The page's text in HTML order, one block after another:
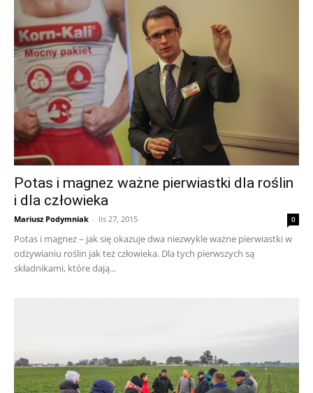
Potas i magnez ważne pierwiastki dla roślin
i dla człowieka
Mariusz Podymniak - lis 27, 2015 0
Potas i magnez – jak się okazuje dwa niezwykle ważne pierwiastki w
odżywianiu roślin jak też człowieka. Dla tych pierwszych są
składnikami, które dają...